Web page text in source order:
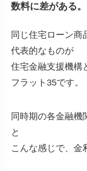
数料に差がある。
同じ住宅ローン商
代表的なものが
住宅金融支援機構
フラット35です。
同時期の各金融機
と
こんな感じで、金